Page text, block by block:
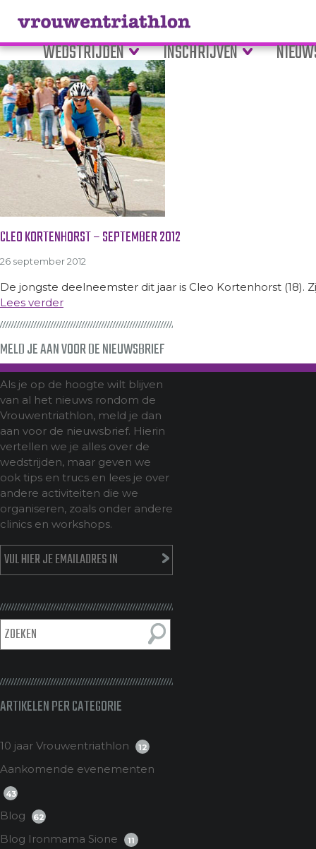
WEDSTRIJDEN INSCHRIJVEN
Tag Archive: Cleo Kortenhorst
CLEO KORTENHORST – SEPTEMBER 2012
26 september 2012
De jongste deelneemster dit jaar is Cleo Kortenhorst (18).
Lees verder
MELD JE AAN VOOR DE NIEUWSBRIEF
Als je op de hoogte wilt blijven
van al het nieuws rondom de
Vrouwentriathlon, meld je dan
aan voor de nieuwsbrief. Hierin
vertellen we je alles over de
wedstrijden, maar geven we
ook tips en trucs en lees je over
andere activiteiten die we
organiseren, zoals onder andere
clinics en workshops.
ARTIKELEN PER CATEGORIE
10 jaar Vrouwentriathlon 12
Aankomende evenementen
43
Blog 62
Blog Ironmama Sione 11